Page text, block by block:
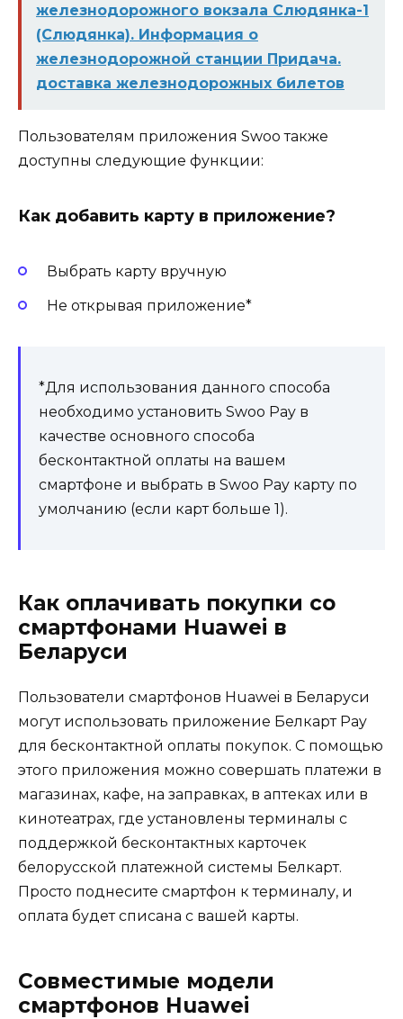
железнодорожного вокзала Слюдянка-1
(Слюдянка). Информация о
железнодорожной станции Придача.
доставка железнодорожных билетов
Пользователям приложения Swoo также
доступны следующие функции:
Как добавить карту в приложение?
Выбрать карту вручную
Не открывая приложение*
*Для использования данного способа
необходимо установить Swoo Pay в
качестве основного способа
бесконтактной оплаты на вашем
смартфоне и выбрать в Swoo Pay карту по
умолчанию (если карт больше 1).
Как оплачивать покупки со
смартфонами Huawei в
Беларуси
Пользователи смартфонов Huawei в Беларуси
могут использовать приложение Белкарт Pay
для бесконтактной оплаты покупок. С помощью
этого приложения можно совершать платежи в
магазинах, кафе, на заправках, в аптеках или в
кинотеатрах, где установлены терминалы с
поддержкой бесконтактных карточек
белорусской платежной системы Белкарт.
Просто поднесите смартфон к терминалу, и
оплата будет списана с вашей карты.
Совместимые модели
смартфонов Huawei